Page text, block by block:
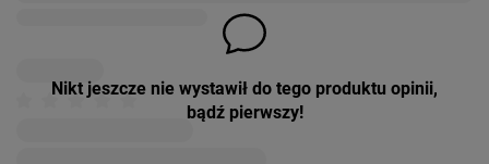
Nikt jeszcze nie wystawił do tego produktu opinii,
bądź pierwszy!